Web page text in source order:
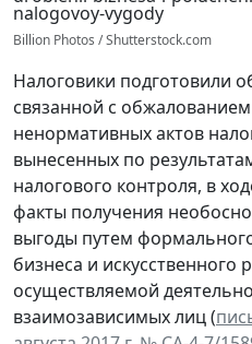
Billion Photos / Shutterstock.com
Налоговики подготовили
связанной с
ненормативных актов
вынесенных по
налогового контроля, в
факты получения
выгоды путем
бизнеса и искусственного
осуществляемой
взаимозависимых лиц (